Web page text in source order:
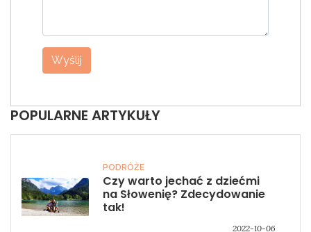
Wyślij
POPULARNE ARTYKUŁY
PODRÓŻE
Czy warto jechać z dziećmi
na Słowenię? Zdecydowanie
tak!
2022-10-06